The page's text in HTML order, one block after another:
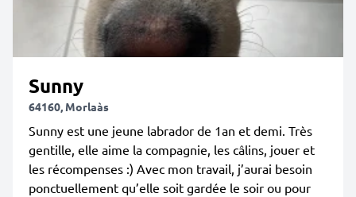
Sunny
64160, Morlaàs
Sunny est une jeune labrador de 1an et demi. Très
gentille, elle aime la compagnie, les câlins, jouer et
les récompenses :) Avec mon travail, j’aurai besoin
ponctuellement qu’elle soit gardée le soir ou pour